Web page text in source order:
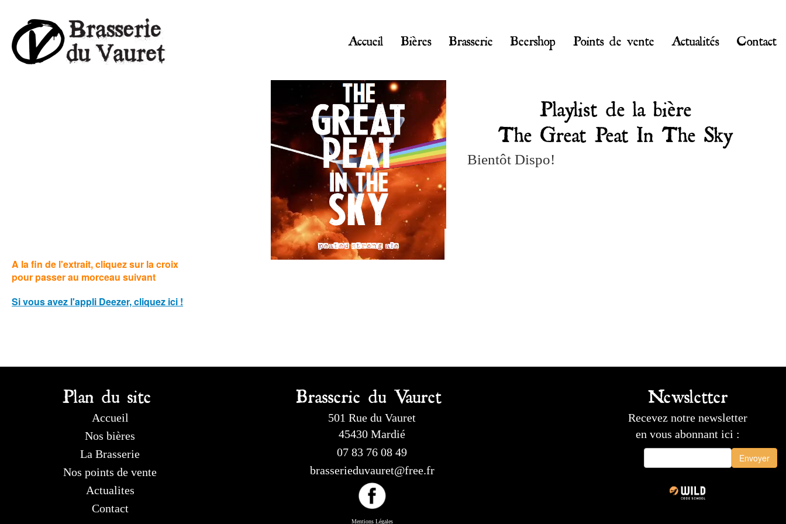
Accueil Bières Brasserie Beershop Points de vente Actualités Contact
A la fin de l'extrait, cliquez sur la croix
pour passer au morceau suivant
Si vous avez l'appli Deezer, cliquez ici !
Playlist de la bière
The Great Peat In The Sky
Bientôt Dispo!
Plan du site
Accueil
Nos bières
La Brasserie
Nos points de vente
Actualites
Contact
Brasserie du Vauret
501 Rue du Vauret
45430 Mardié
07 83 76 08 49
brasserieduvauret@free.fr
Mentions Légales
Newsletter
Recevez notre newsletter
en vous abonnant ici :
Envoyer